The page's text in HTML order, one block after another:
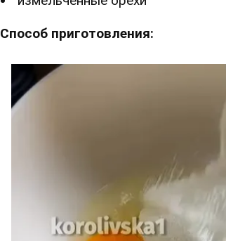
Способ приготовления: